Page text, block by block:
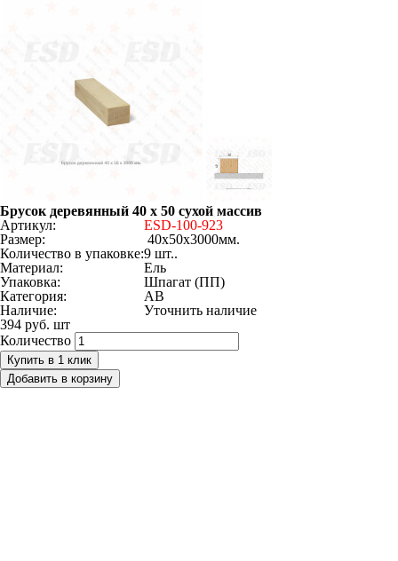
Брусок деревянный 40 х 50 сухой массив
Артикул:
ESD-100-923
Размер:
40х50х3000мм.
Количество в упаковке:9 шт..
Материал:
Ель
Упаковка:
Шпагат (ПП)
Категория:
АВ
Наличие:
Уточнить наличие
394 руб. шт
Количество
Купить в 1 клик
Добавить в корзину